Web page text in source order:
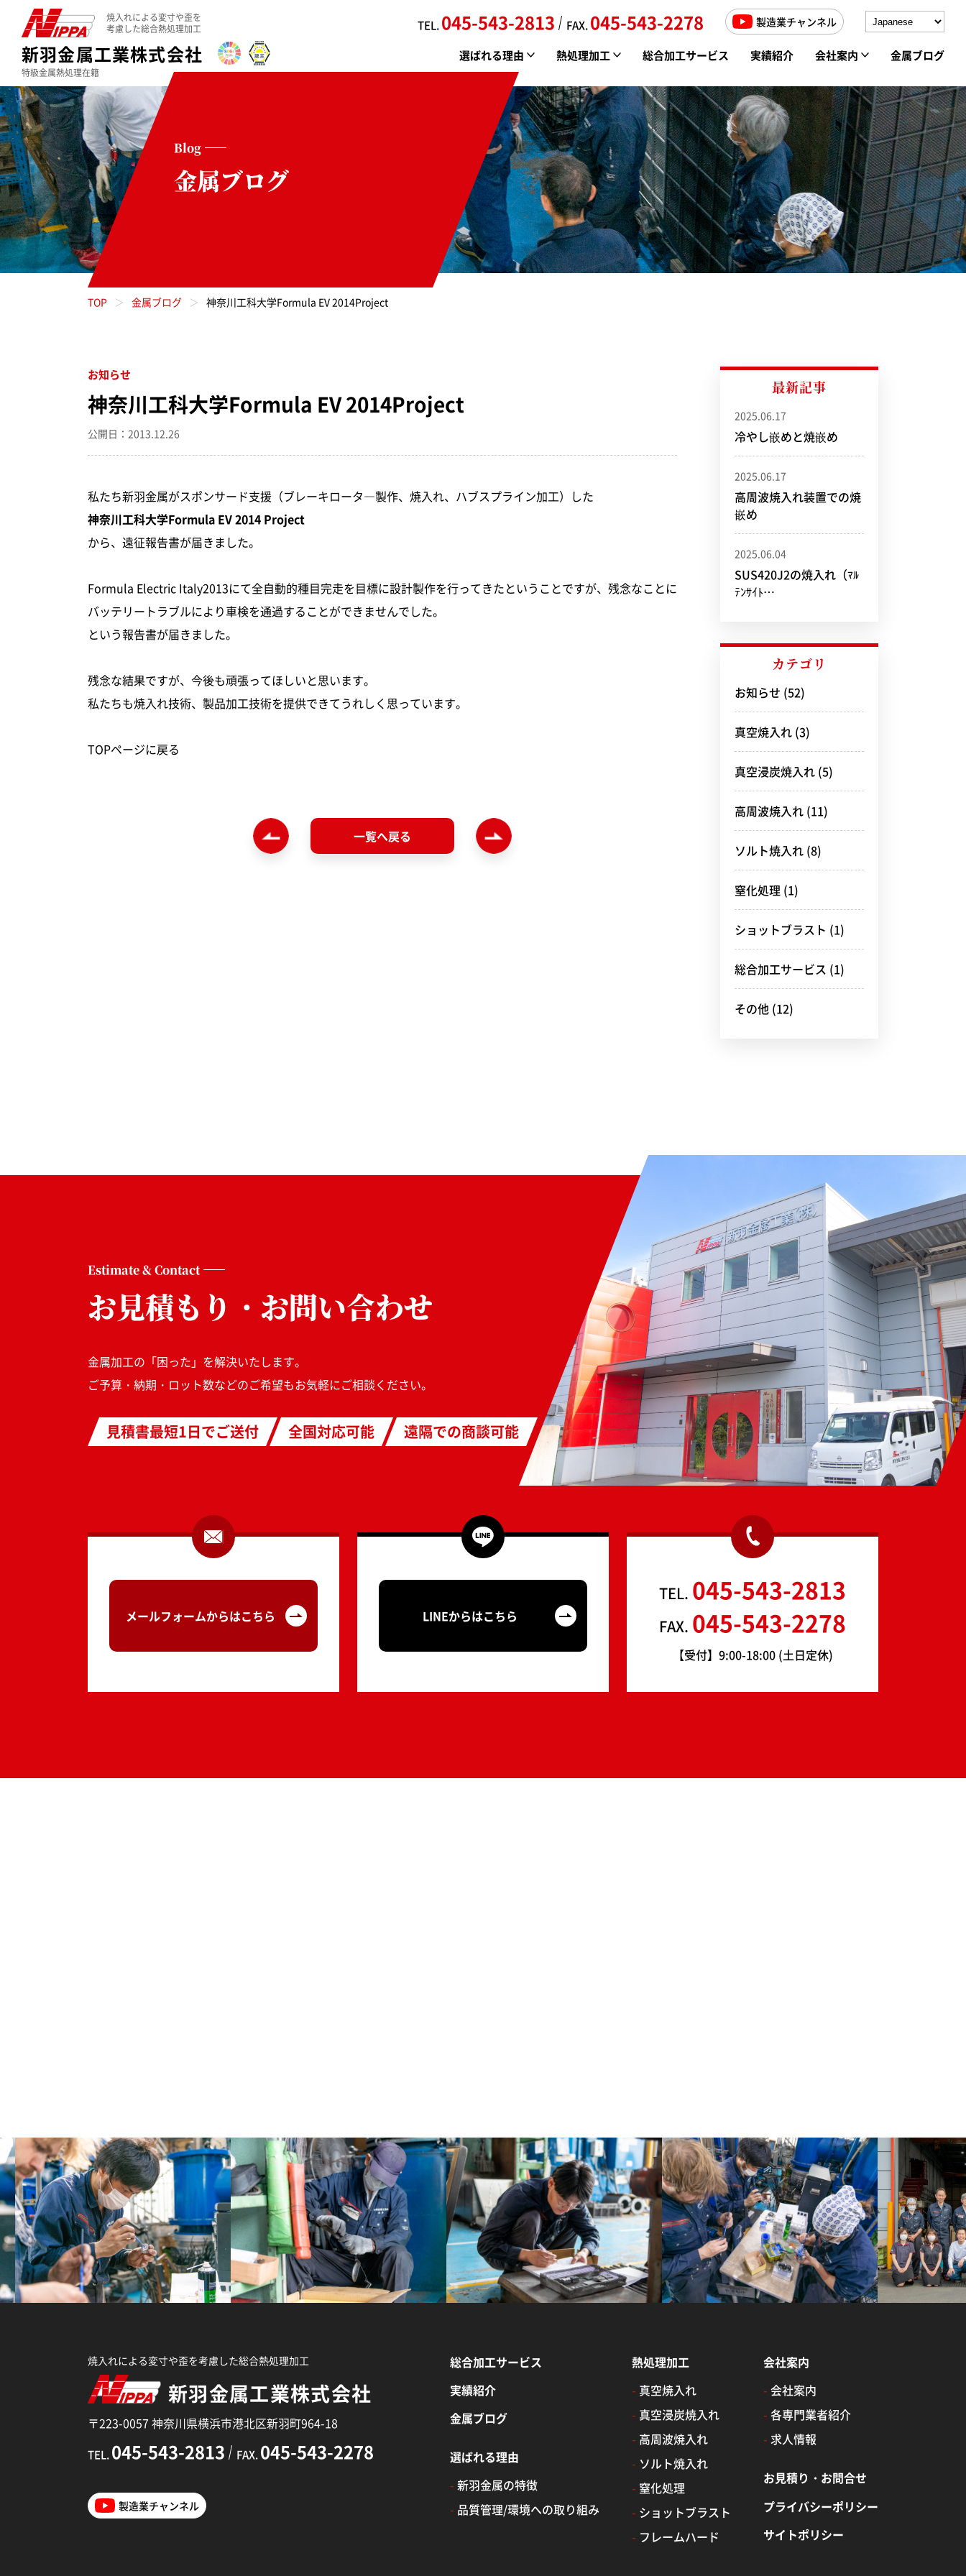
焼入れによる変寸や歪を
考慮した総合熱処理加工
新羽金属工業株式会社
特級金属熱処理在籍
TEL. 045-543-2813 FAX. 045-543-2278 製造業チャンネル
選ばれる理由
品質管理/環境への取り組み
熱処理加工
真空浸炭焼入れ 高周波焼入れ ソルト焼入れ
総合加工サービス 実績紹介 会社案内
各専門業者紹介 求人情報
金属ブログ
Blog
金属ブログ
TOP 金属ブログ 神奈川工科大学Formula EV 2014Project
お知らせ
神奈川工科大学Formula EV 2014Project
公開日：2013.12.26
私たち新羽金属がスポンサード支援（ブレーキロータ―製作、焼入れ、ハブスプライン加工）した
神奈川工科大学Formula EV 2014 Project
から、遠征報告書が届きました。
Formula Electric Italy2013にて全自動的種目完走を目標に設計製作を行ってきたということですが、残念なことに
バッテリートラブルにより車検を通過することができませんでした。
という報告書が届きました。
残念な結果ですが、今後も頑張ってほしいと思います。
私たちも焼入れ技術、製品加工技術を提供できてうれしく思っています。
TOPページに戻る
一覧へ戻る
最新記事
2025.06.17
冷やし嵌めと焼嵌め
2025.06.17
高周波焼入れ装置での焼
嵌め
2025.06.04
SUS420J2の焼入れ（ﾏﾙ
ﾃﾝｻｲﾄ…
カテゴリ
お知らせ (52)
真空焼入れ (3)
真空浸炭焼入れ (5)
高周波焼入れ (11)
ソルト焼入れ (8)
窒化処理 (1)
ショットブラスト (1)
総合加工サービス (1)
その他 (12)
Estimate & Contact
お見積もり・お問い合わせ
金属加工の「困った」を解決いたします。
ご予算・納期・ロット数などのご希望もお気軽にご相談ください。
見積書最短1日でご送付 全国対応可能 遠隔での商談可能
メールフォームからはこちら LINEからはこちら
TEL. 045-543-2813
FAX. 045-543-2278
【受付】9:00-18:00 (土日定休)
総合加工サービス
実績紹介
金属ブログ
選ばれる理由
- 新羽金属の特徴
- 品質管理/環境への取り組み
熱処理加工
- 真空焼入れ
- 真空浸炭焼入れ
- 高周波焼入れ
- ソルト焼入れ
- 窒化処理
- ショットブラスト
- フレームハード
会社案内
- 会社案内
- 各専門業者紹介
- 求人情報
お見積り・お問合せ
プライバシーポリシー
サイトポリシー
焼入れによる変寸や歪を考慮した総合熱処理加工
新羽金属工業株式会社
〒223-0057 神奈川県横浜市港北区新羽町964-18
TEL. 045-543-2813 FAX. 045-543-2278
製造業チャンネル